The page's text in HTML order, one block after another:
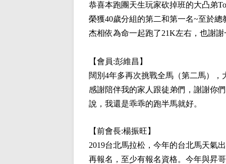
恭喜本跑團天生玩家砍掉班的大凸弟
榮獲40歲分組的第二和第一名~至於
杰相依為命一起跑了21K左右，也謝
【會員:彭維昌 】
闊別4年多再次挑戰全馬（第二馬）
感謝陪伴我的家人跟徒弟們，謝謝你
說，我還是乖乖的跑半馬就好。
【前會長:楊振旺 】
2019台北馬拉松，今年的台北馬天氣
再報名，至少有報名資格。今年與昇